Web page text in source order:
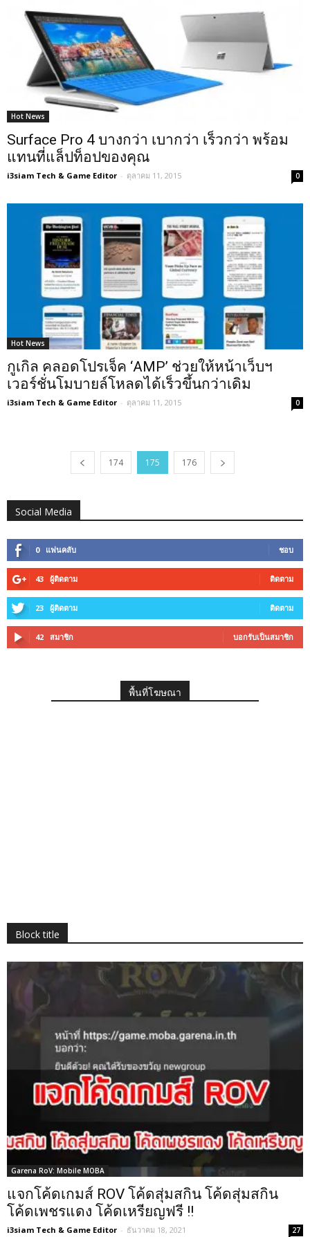
Hot News
Surface Pro 4 บางกว่า เบากว่า เร็วกว่า พร้อม
แทนที่แล็ปท็อปของคุณ
i3siam Tech & Game Editor - ตุลาคม 11, 2015 0
Hot News
กูเกิล คลอดโปรเจ็ค ‘AMP’ ช่วยให้หน้าเว็บฯ
เวอร์ชั่นโมบายล์โหลดได้เร็วขึ้นกว่าเดิม
i3siam Tech & Game Editor - ตุลาคม 11, 2015 0
174 175 176
Social Media
0 แฟนคลับ ชอบ
43 ผู้ติดตาม ติดตาม
23 ผู้ติดตาม ติดตาม
42 สมาชิก บอกรับเป็นสมาชิก
พื้นที่โฆษณา
Block title
Garena RoV: Mobile MOBA
แจกโค้ดเกมส์ ROV โค้ดสุ่มสกิน โค้ดสุ่มสกิน
โค้ดเพชรแดง โค้ดเหรียญฟรี !!
i3siam Tech & Game Editor - ธันวาคม 18, 2021 27